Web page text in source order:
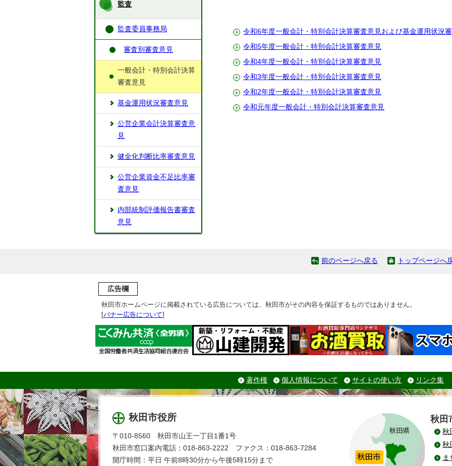
令和6年度一般会計・特別会計決算審査意見および基金運用状況
令和5年度一般会計・特別会計決算審査意見
令和4年度一般会計・特別会計決算審査意見
令和3年度一般会計・特別会計決算審査意見
令和2年度一般会計・特別会計決算審査意見
令和元年度一般会計・特別会計決算審査意見
監査
監査委員事務局
審査別審査意見
一般会計・特別会計決算
審査意見
基金運用状況審査意見
公営企業会計決算審査意
見
健全化判断比率審査意見
公営企業資金不足比率審
査意見
内部統制評価報告書審査
意見
前のページへ戻る トップページへ
広告欄
秋田市ホームページに掲載されている広告については、秋田市がその内容を保証するものではありません。
[バナー広告について]
著作権 個人情報について サイトの使い方 リンク集
秋田市役所
〒010-8560 秋田市山王一丁目1番1号
秋田市窓口案内電話：018-863-2222 ファクス：018-863-7284
開庁時間：平日 午前8時30分から午後5時15分まで
秋田
秋
秋
ま